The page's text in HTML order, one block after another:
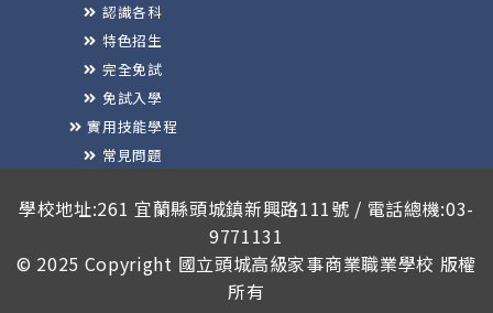
認識各科
特色招生
完全免試
免試入學
實用技能學程
常見問題
學校地址:261 宜蘭縣頭城鎮新興路111號 / 電話總機:03-
9771131
© 2025 Copyright 國立頭城高級家事商業職業學校 版權
所有